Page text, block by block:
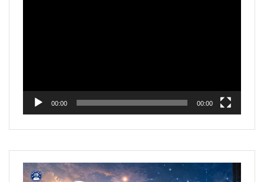
00:00 00:00